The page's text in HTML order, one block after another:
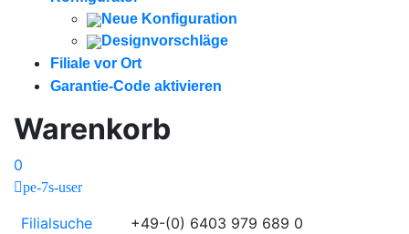
Neue Konfiguration
Designvorschläge
Filiale vor Ort
Garantie-Code aktivieren
Warenkorb
0
pe-7s-user
Filialsuche +49-(0) 6403 979 689 0